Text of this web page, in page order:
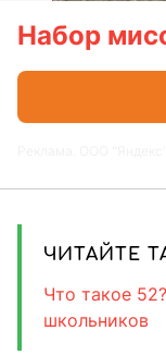
Набор
ЧИТАЙТЕ
Что такое
школьников